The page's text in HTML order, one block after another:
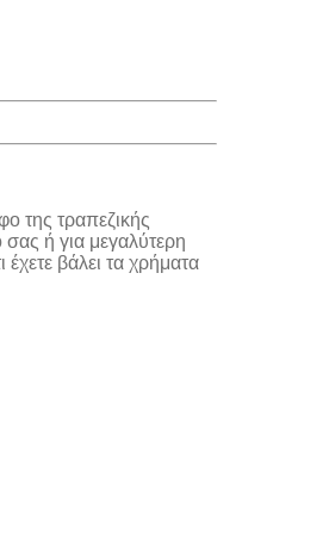
της τραπεζικής
ή για μεγαλύτερη
βάλει τα χρήματα